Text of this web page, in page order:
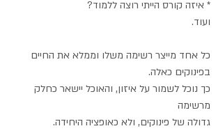
* איזה קורס הייתי רוצה ללמוד?
ועוד.
כל אחד מייצר רשימה משלו וממלא את החיים
בפינוקים כאלה.
כך נוכל לשמור על איזון, והאוכל יישאר כחלק
מרשימה
גדולה של פינוקים, ולא כאופציה היחידה.